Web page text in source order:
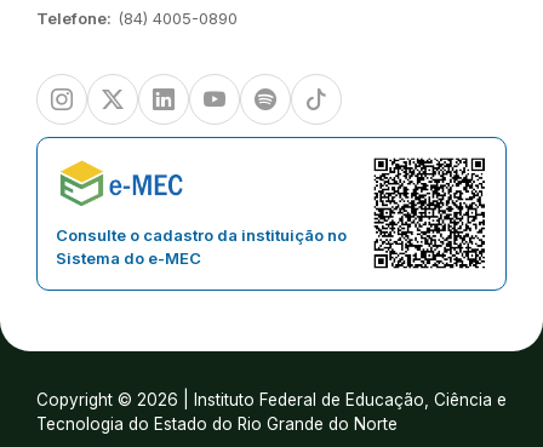
Telefone: (84) 4005-0890
InstagramTwitter/XLinkedinYoutubeSpotify TikTok
Consulte o cadastro da instituição no
Sistema do e-MEC
Copyright © 2026 | Instituto Federal de Educação, Ciência e
Tecnologia do Estado do Rio Grande do Norte